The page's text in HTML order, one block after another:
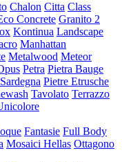
Chalon Citta Class
Concrete Granito 2
Kontinua Landscape
Manhattan
Metalwood Meteor
Petra Pietra Bauge
Pietre Etrusche
Tavolato Terrazzo
Fantasie Full Body
Mosaici Hellas Ottagono